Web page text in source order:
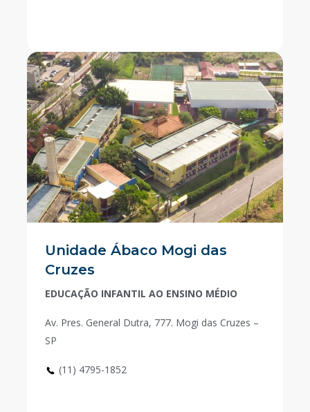
Unidade Ábaco Mogi das
Cruzes
EDUCAÇÃO INFANTIL AO ENSINO MÉDIO
Av. Pres. General Dutra, 777. Mogi das Cruzes –
SP
(11) 4795-1852